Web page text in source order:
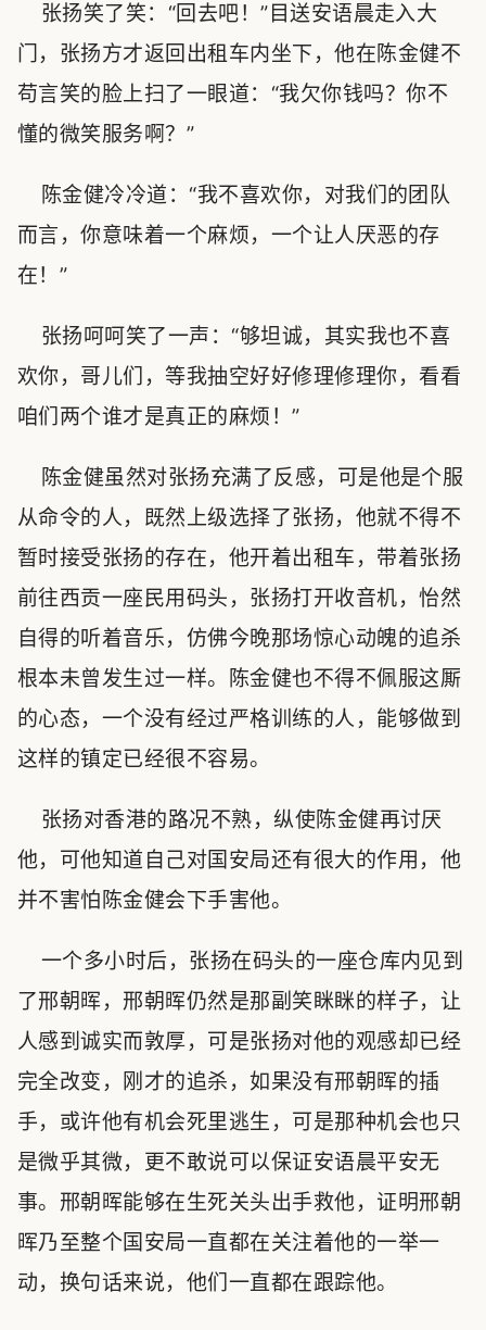
张扬笑了笑：“回去吧！”目送安语晨走入大
门，张扬方才返回出租车内坐下，他在陈金健不
苟言笑的脸上扫了一眼道：“我欠你钱吗？你不
懂的微笑服务啊？”
陈金健冷冷道：“我不喜欢你，对我们的团队
而言，你意味着一个麻烦，一个让人厌恶的存
在！”
张扬呵呵笑了一声：“够坦诚，其实我也不喜
欢你，哥儿们，等我抽空好好修理修理你，看看
咱们两个谁才是真正的麻烦！”
陈金健虽然对张扬充满了反感，可是他是个服
从命令的人，既然上级选择了张扬，他就不得不
暂时接受张扬的存在，他开着出租车，带着张扬
前往西贡一座民用码头，张扬打开收音机，怡然
自得的听着音乐，仿佛今晚那场惊心动魄的追杀
根本未曾发生过一样。陈金健也不得不佩服这厮
的心态，一个没有经过严格训练的人，能够做到
这样的镇定已经很不容易。
张扬对香港的路况不熟，纵使陈金健再讨厌
他，可他知道自己对国安局还有很大的作用，他
并不害怕陈金健会下手害他。
一个多小时后，张扬在码头的一座仓库内见到
了邢朝晖，邢朝晖仍然是那副笑眯眯的样子，让
人感到诚实而敦厚，可是张扬对他的观感却已经
完全改变，刚才的追杀，如果没有邢朝晖的插
手，或许他有机会死里逃生，可是那种机会也只
是微乎其微，更不敢说可以保证安语晨平安无
事。邢朝晖能够在生死关头出手救他，证明邢朝
晖乃至整个国安局一直都在关注着他的一举一
动，换句话来说，他们一直都在跟踪他。